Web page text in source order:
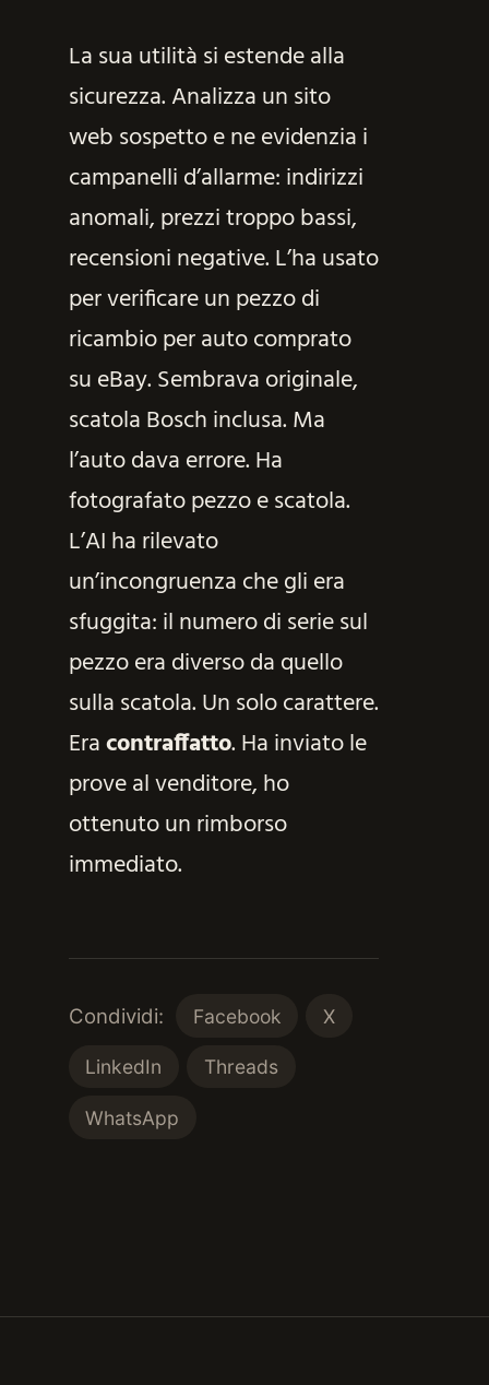
La sua utilità si estende alla
sicurezza. Analizza un sito
web sospetto e ne evidenzia i
campanelli d’allarme: indirizzi
anomali, prezzi troppo bassi,
recensioni negative. L’ha usato
per verificare un pezzo di
ricambio per auto comprato
su eBay. Sembrava originale,
scatola Bosch inclusa. Ma
l’auto dava errore. Ha
fotografato pezzo e scatola.
L’AI ha rilevato
un’incongruenza che gli era
sfuggita: il numero di serie sul
pezzo era diverso da quello
sulla scatola. Un solo carattere.
Eracontraffatto. Ha inviato le
prove al venditore, ho
ottenuto un rimborso
immediato.
Condividi: Facebook X
LinkedIn Threads
WhatsApp